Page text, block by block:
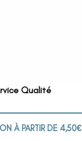
Qualité
À PARTIR DE 4,50€